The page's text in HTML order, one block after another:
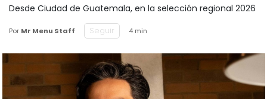
Desde Ciudad de Guatemala, en la selección regional 2026
Por Mr Menu Staff Seguir 4 min